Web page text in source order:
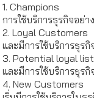
1. Champions =
การใช้บริการธุรกิจอย่า
2. Loyal
และมีการใช้บริการธุรกิ
3. Potential loyal
และมีการใช้บริการธุร
4. New Customers